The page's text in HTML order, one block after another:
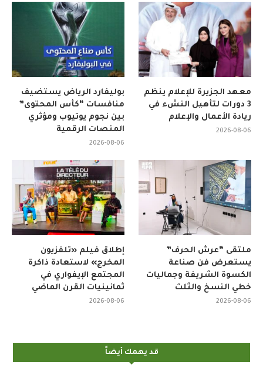
بوليفارد الرياض يستضيف
منافسات “كأس المحتوى”
بين نجوم يوتيوب ومؤثري
المنصات الرقمية
2026-08-06
معهد الجزيرة للإعلام ينظم
3 دورات لتأهيل النشء في
ريادة الأعمال والإعلام
2026-08-06
إطلاق فيلم «تلفزيون
المخرج» لاستعادة ذاكرة
المجتمع الإيفواري في
ثمانينيات القرن الماضي
2026-08-06
ملتقى “عرش الحرف”
يستعرض فن صناعة
الكسوة الشريفة وجماليات
خطي النسخ والثلث
2026-08-06
قد يهمك أيضاً